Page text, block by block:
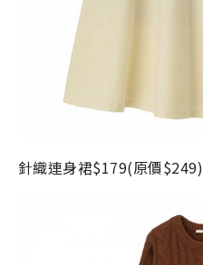
針織連身裙$179(原價$249)